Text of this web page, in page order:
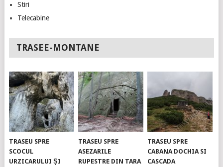
Stiri
Telecabine
TRASEE-MONTANE
TRASEU SPRE
SCOCUL
URZICARULUI ȘI
TRASEU SPRE
ASEZARILE
RUPESTRE DIN TARA
TRASEU SPRE
CABANA DOCHIA SI
CASCADA